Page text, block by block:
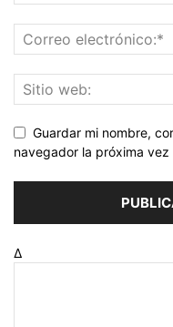
Guardar mi nombre,
navegador la próxima
Δ